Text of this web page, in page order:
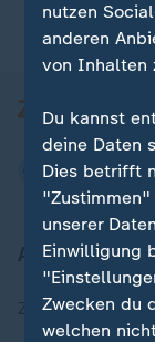
Aktuell bei
Zuletzt
nutzen
anderen
von Inhalten
Du kannst
deine Daten
Dies betrifft
unserer
Einwilligung
Zwecken du
welchen